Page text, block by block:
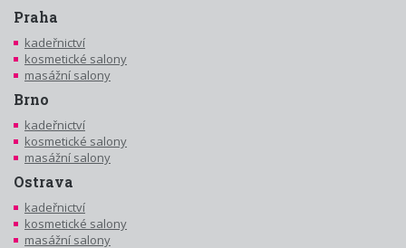
Praha
kadeřnictví
kosmetické salony
masážní salony
Brno
kadeřnictví
kosmetické salony
masážní salony
Ostrava
kadeřnictví
kosmetické salony
masážní salony